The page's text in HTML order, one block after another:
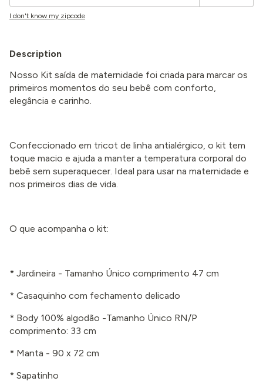
I don't know my zipcode
Description
Nosso Kit saída de maternidade foi criada para marcar os
primeiros momentos do seu bebê com conforto,
elegância e carinho.
Confeccionado em tricot de linha antialérgico, o kit tem
toque macio e ajuda a manter a temperatura corporal do
bebê sem superaquecer. Ideal para usar na maternidade e
nos primeiros dias de vida.
O que acompanha o kit:
* Jardineira - Tamanho Único comprimento 47 cm
* Casaquinho com fechamento delicado
* Body 100% algodão -Tamanho Único RN/P
comprimento: 33 cm
* Manta - 90 x 72 cm
* Sapatinho